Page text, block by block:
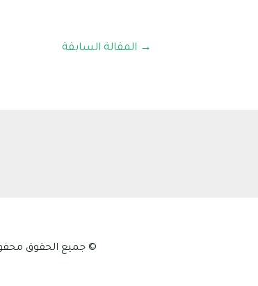
→ المقالة السابقة
© جميع الحقوق محفوظة لدى كلية